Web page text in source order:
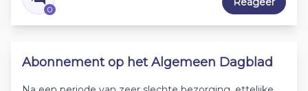
0
Abonnement op het Algemeen Dagblad